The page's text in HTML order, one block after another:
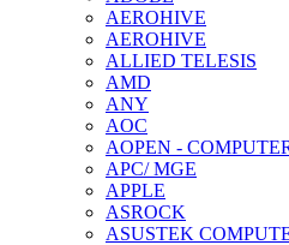
AEROHIVE
AEROHIVE
ALLIED TELESIS
AMD
ANY
AOC
AOPEN -
APC/ MGE
APPLE
ASROCK
ASUSTEK